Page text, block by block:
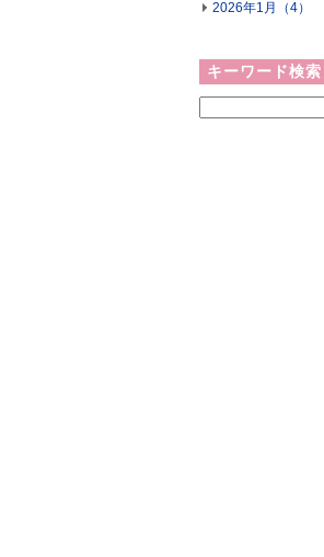
2026年1月（4）
キーワード検索